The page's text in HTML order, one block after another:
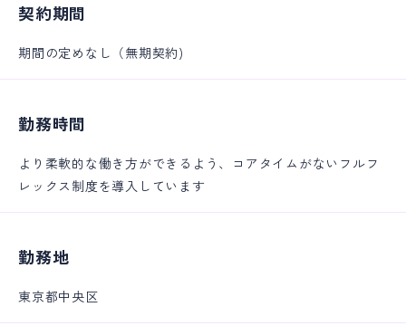
契約期間
期間の定めなし（無期契約)
勤務時間
より柔軟的な働き方ができるよう、コアタイムがないフルフ
レックス制度を導入しています
勤務地
東京都中央区